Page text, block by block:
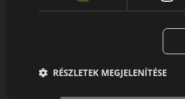
RÉSZLETEK MEGJELENÍTÉSE